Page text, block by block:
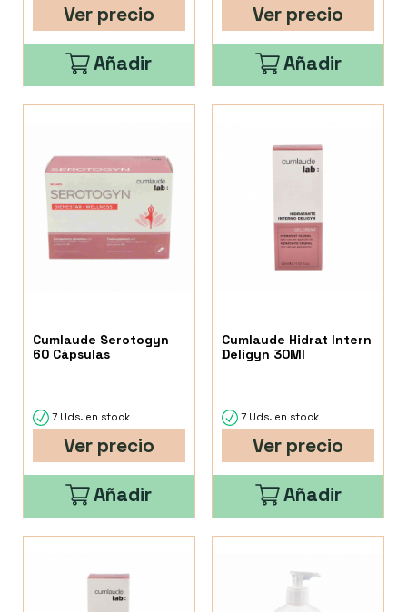
Ver precio
Añadir
Ver precio
Añadir
Cumlaude Serotogyn
60 Cápsulas
7 Uds. en stock
Ver precio
Añadir
Cumlaude Hidrat Intern
Deligyn 30Ml
7 Uds. en stock
Ver precio
Añadir